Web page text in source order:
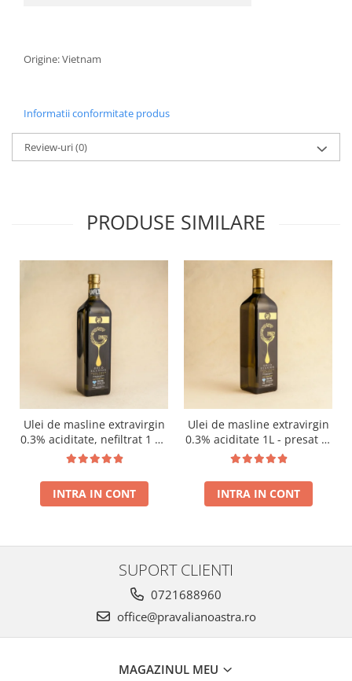
Origine: Vietnam
Informatii conformitate produs
Review-uri(0)
PRODUSE SIMILARE
Ulei de masline extravirgin
0.3% aciditate, nefiltrat 1 L -
presat la rece RECOLTA
INTRA IN CONT
Ulei de masline extravirgin
0.3% aciditate 1L - presat la
rece RECOLTA NOUA
INTRA IN CONT
SUPORT CLIENTI
0721688960
office@pravalianoastra.ro
MAGAZINUL MEU